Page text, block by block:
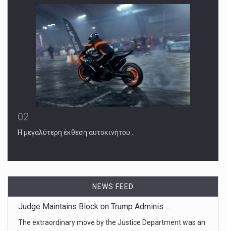
02
Η μεγαλύτερη έκθεση αυτοκινήτου…
NEWS FEED
March 25, 2025
Columbia Student Hunted by ICE Sues to ...